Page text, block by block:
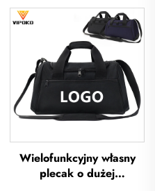
wycieczki i wypoczynek
na otwartym powietrzu,
miękkie torebki ręczne do
biura, wodoodporne
torby typu tote z poliestru
Wielofunkcyjny własny
plecak o dużej